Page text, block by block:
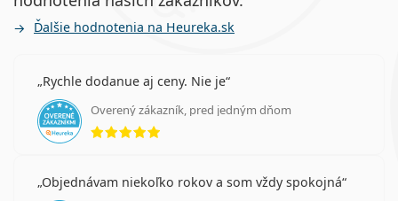
Ďalšie hodnotenia na Heureka.sk
Rychle dodanue aj ceny. Nie je
Overený zákazník, pred jedným dňom
hodnotenie 5 z 5
Objednávam niekoľko rokov a som vždy spokojná